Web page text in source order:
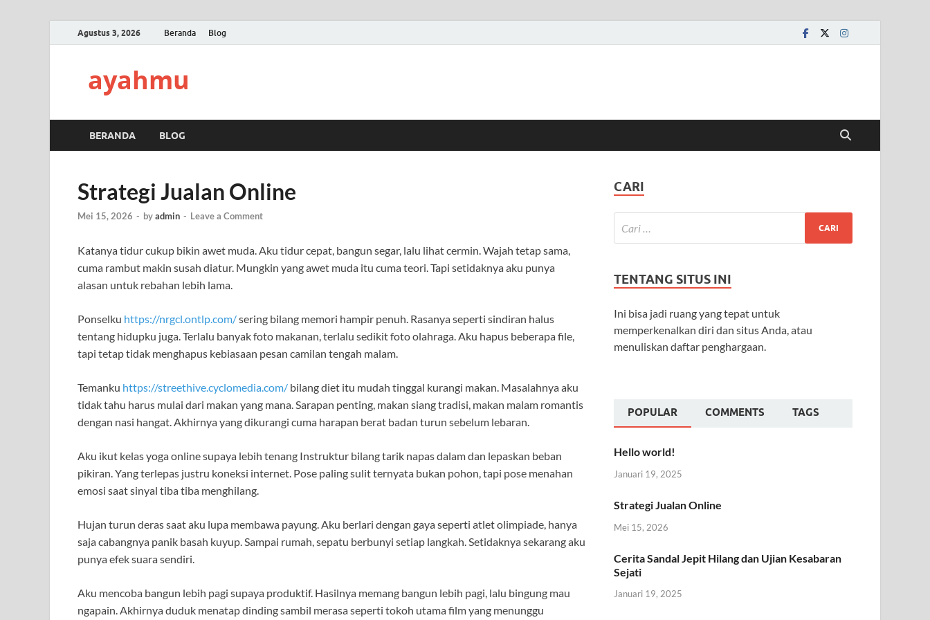
Agustus 3, 2026 Beranda Blog
ayahmu
BERANDA BLOG
Strategi Jualan Online
Mei 15, 2026 - byadmin - Leave a Comment
Katanya tidur cukup bikin awet muda. Aku tidur cepat, bangun segar, lalu lihat cermin. Wajah tetap sama,
cuma rambut makin susah diatur. Mungkin yang awet muda itu cuma teori. Tapi setidaknya aku punya
alasan untuk rebahan lebih lama.
Ponselku https://nrgcl.ontlp.com/sering bilang memori hampir penuh. Rasanya seperti sindiran halus
tentang hidupku juga. Terlalu banyak foto makanan, terlalu sedikit foto olahraga. Aku hapus beberapa file,
tapi tetap tidak menghapus kebiasaan pesan camilan tengah malam.
Temanku https://streethive.cyclomedia.com/ bilang diet itu mudah tinggal kurangi makan. Masalahnya aku
tidak tahu harus mulai dari makan yang mana. Sarapan penting, makan siang tradisi, makan malam romantis
dengan nasi hangat. Akhirnya yang dikurangi cuma harapan berat badan turun sebelum lebaran.
Aku ikut kelas yoga online supaya lebih tenang Instruktur bilang tarik napas dalam dan lepaskan beban
pikiran. Yang terlepas justru koneksi internet. Pose paling sulit ternyata bukan pohon, tapi pose menahan
emosi saat sinyal tiba tiba menghilang.
Hujan turun deras saat aku lupa membawa payung. Aku berlari dengan gaya seperti atlet olimpiade, hanya
saja cabangnya panik basah kuyup. Sampai rumah, sepatu berbunyi setiap langkah. Setidaknya sekarang aku
punya efek suara sendiri.
Aku mencoba bangun lebih pagi supaya produktif. Hasilnya memang bangun lebih pagi, lalu bingung mau
ngapain. Akhirnya duduk menatap dinding sambil merasa seperti tokoh utama film yang menunggu
CARI
TENTANG SITUS INI
Ini bisa jadi ruang yang tepat untuk
memperkenalkan diri dan situs Anda, atau
menuliskan daftar penghargaan.
POPULAR COMMENTS TAGS
Hello world!
Januari 19, 2025
Strategi Jualan Online
Mei 15, 2026
Cerita Sandal Jepit Hilang dan Ujian Kesabaran
Sejati
Januari 19, 2025